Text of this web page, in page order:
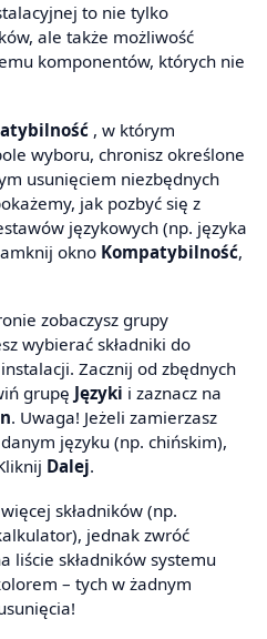
to nie tylko
ale także możliwość
komponentów, których nie
, w którym
wyboru, chronisz określone
usunięciem niezbędnych
jak pozbyć się z
językowych (np. języka
okno Kompatybilność,
zobaczysz grupy
wybierać składniki do
Zacznij od zbędnych
grupę Języki i zaznacz na
. Uwaga! Jeżeli zamierzasz
języku (np. chińskim),
Dalej.
składników (np.
jednak zwróć
liście składników systemu
– tych w żadnym